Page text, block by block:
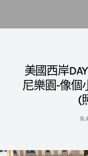
美國西岸
尼樂園-像個
(
鳥